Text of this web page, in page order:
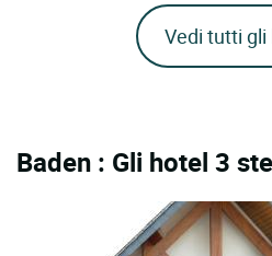
Vedi tutti gli
Baden : Gli hotel 3